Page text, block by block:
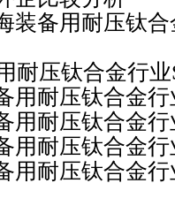
用耐压钛合
压钛合金行业
压钛合金行
压钛合金行
压钛合金行
压钛合金行